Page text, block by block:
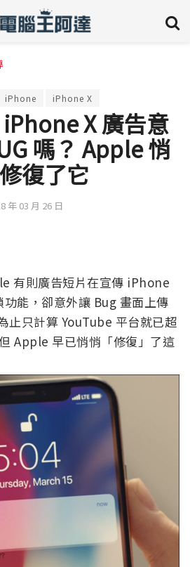
iPhone iPhone X
X 廣告意
嗎？ Apple 悄
復了它
年 03 月 26 日
有則廣告短片在宣傳 iPhone
能，卻意外讓 Bug 畫面上傳
止只計算 YouTube 平台就已超
Apple 早已悄悄「修復」了這